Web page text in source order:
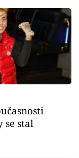
se stal